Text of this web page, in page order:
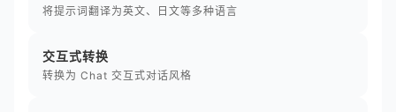
将提示词翻译为英文、日文等多种语言
交互式转换
转换为 Chat 交互式对话风格